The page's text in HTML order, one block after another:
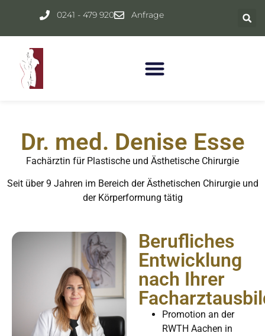
0241 - 479 920 Anfrage
Dr. med. Denise Esse
Fachärztin für Plastische und Ästhetische Chirurgie
Seit über 9 Jahren im Bereich der Ästhetischen Chirurgie und
der Körperformung tätig
Berufliches
Entwicklung
nach Ihrer
Promotion an der
RWTH Aachen in